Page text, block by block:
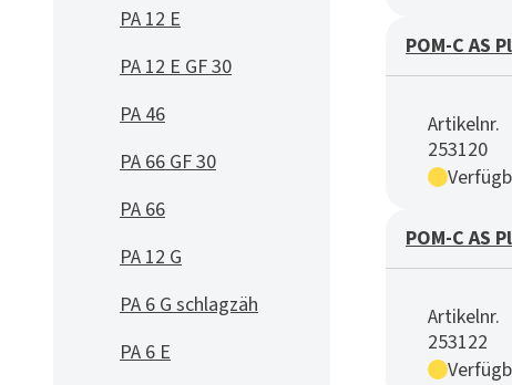
PA 12 E
PA 12 E GF 30
PA 46
PA 66 GF 30
PA 66
PA 12 G
PA 6 G schlagzäh
PA 6 E
POM-C AS
Artikelnr.
253120
POM-C AS
Artikelnr.
253122